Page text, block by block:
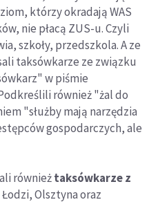
którzy okradają WAS
nie płacą ZUS-u. Czyli
szkoły, przedszkola. A ze
taksówkarze ze związku
w piśmie
również "żal do
"służby mają narzędzia
gospodarczych, ale
równieżtaksówkarze z
Łodzi, Olsztyna oraz